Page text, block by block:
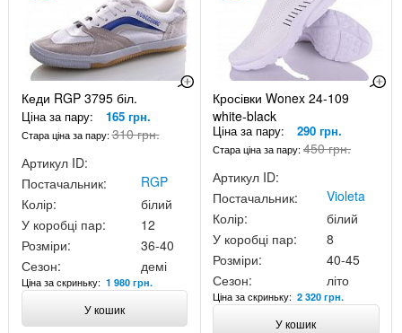
Кеди RGP 3795 біл.
Ціна за пару: 165 грн.
Стара ціна за пару:310 грн.
Артикул ID:
Постачальник:
RGP
Колір:
білий
У коробці пар:
12
Розміри:
36-40
Сезон:
демі
Ціна за скриньку: 1 980 грн.
У кошик
Кросівки Wonex 24-109
white-black
Ціна за пару: 290 грн.
Стара ціна за пару:450 грн.
Артикул ID:
Постачальник:
Violeta
Колір:
білий
У коробці пар:
8
Розміри:
40-45
Сезон:
літо
Ціна за скриньку:2 320 грн.
У кошик